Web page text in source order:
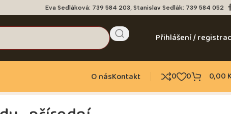
Eva Sedláková: 739 584 203, Stanislav Sedlák: 739 584 052
Přihlášení /
O násKontakt 0 0 0,00